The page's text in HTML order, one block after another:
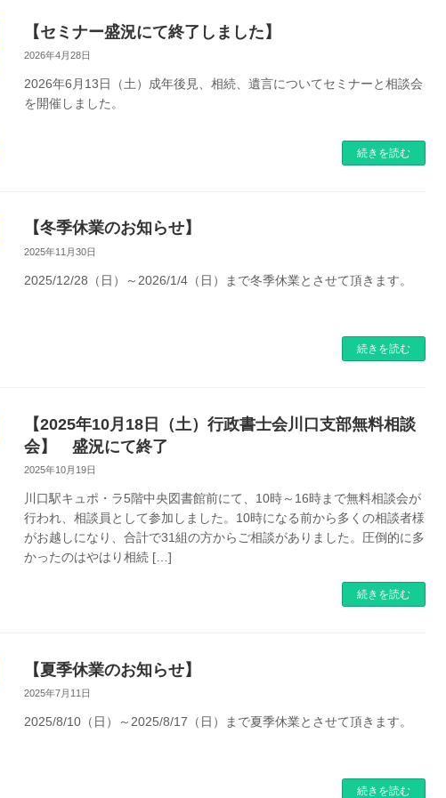
【セミナー盛況にて終了しました】
2026年4月28日
2026年6月13日（土）成年後見、相続、遺言についてセミナーと相談会
を開催しました。
続きを読む
【冬季休業のお知らせ】
2025年11月30日
2025/12/28（日）～2026/1/4（日）まで冬季休業とさせて頂きます。
続きを読む
【2025年10月18日（土）行政書士会川口支部無料相談
会】 盛況にて終了
2025年10月19日
川口駅キュポ・ラ5階中央図書館前にて、10時～16時まで無料相談会が
行われ、相談員として参加しました。10時になる前から多くの相談者様
がお越しになり、合計で31組の方からご相談がありました。圧倒的に多
かったのはやはり相続 […]
続きを読む
【夏季休業のお知らせ】
2025年7月11日
2025/8/10（日）～2025/8/17（日）まで夏季休業とさせて頂きます。
続きを読む